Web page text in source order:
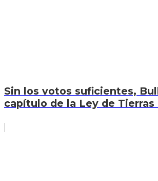
Sin los votos suficientes,
capítulo de la Ley de Tierras